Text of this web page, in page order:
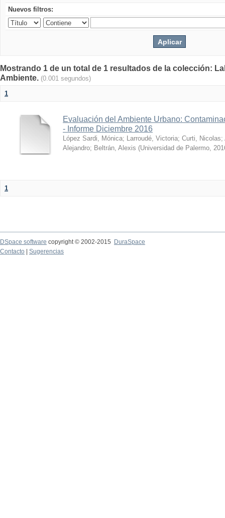
Nuevos filtros:
Mostrando 1 de un total de 1 resultados de la colección:
Ambiente. (0.001 segundos)
1
Evaluación del Ambiente Urbano:
- Informe Diciembre 2016
López Sardi, Mónica; Larroudé, Victoria; Curti, Nicolas;
Alejandro; Beltrán, Alexis (Universidad de Palermo,
1
DSpace software copyright © 2002-2015
DuraSpace
Contacto
Sugerencias